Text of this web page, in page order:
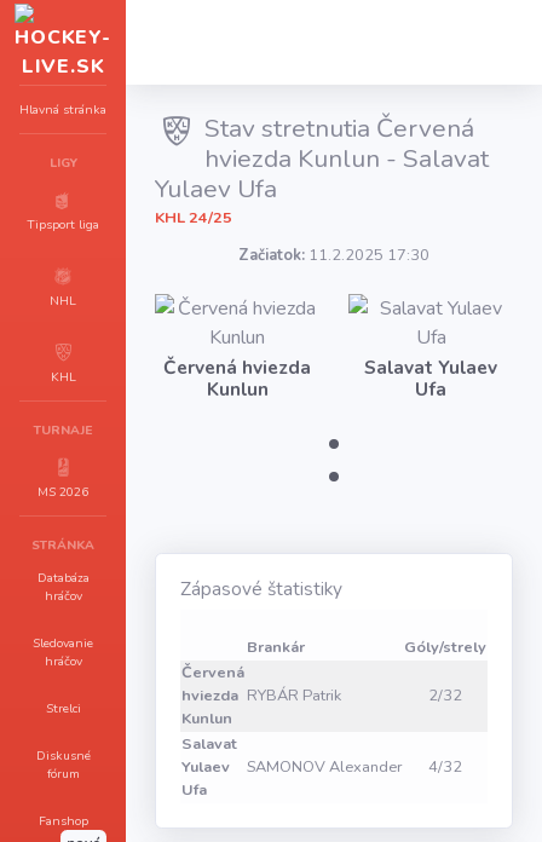
Hlavná stránka
LIGY
Tipsport liga
NHL
KHL
TURNAJE
MS 2026
STRÁNKA
Databáza
hráčov
Sledovanie
hráčov
Strelci
Diskusné
fórum
Fanshop
Stav stretnutia Červená
hviezda Kunlun - Salavat
Yulaev Ufa
KHL 24/25
Začiatok: 11.2.2025 17:30
Červená hviezda
Kunlun
:
Salavat Yulaev
Ufa
Zápasové štatistiky
Brankár
Góly/strely
Červená
hviezda
Kunlun
RYBÁR Patrik 2/32
Salavat
Yulaev
Ufa
SAMONOV Alexander 4/32